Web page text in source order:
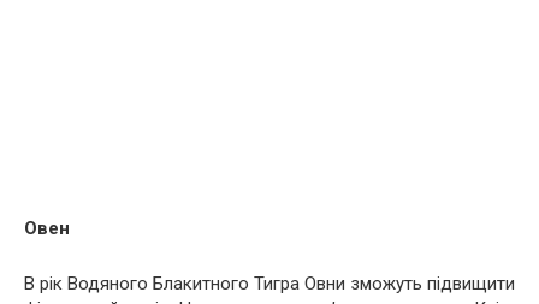
Овен
В рік Водяного Блакитного Тигра Овни зможуть підвищити